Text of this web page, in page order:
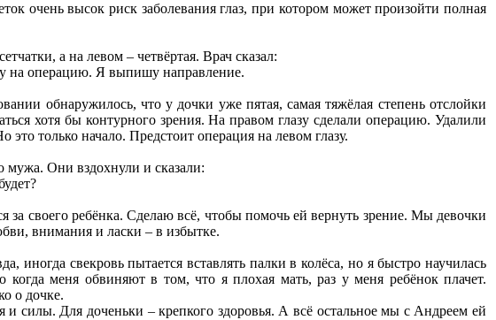
очень высок риск заболевания глаз, при котором может произойти полная
а на левом – четвёртая. Врач сказал:
на операцию. Я выпишу направление.
обнаружилось, что у дочки уже пятая, самая тяжёлая степень отслойки
хотя бы контурного зрения. На правом глазу сделали операцию. Удалили
только начало. Предстоит операция на левом глазу.
мужа. Они вздохнули и сказали:
за своего ребёнка. Сделаю всё, чтобы помочь ей вернуть зрение. Мы девочки
внимания и ласки – в избытке.
иногда свекровь пытается вставлять палки в колёса, но я быстро научилась
меня обвиняют в том, что я плохая мать, раз у меня ребёнок плачет.
о дочке.
силы. Для доченьки – крепкого здоровья. А всё остальное мы с Андреем ей